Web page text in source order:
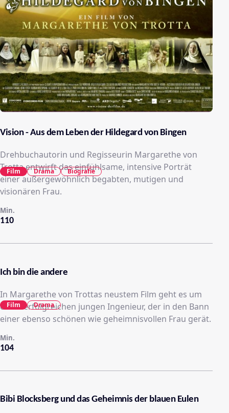
Vision - Aus dem Leben der Hildegard von Bingen
Drehbuchautorin und Regisseurin Margarethe von
Trotta entwirft das einfühlsame, intensive Porträt
einer außergewöhnlich begabten, mutigen und
visionären Frau.
110
Min.
Film Drama Biografie
Ich bin die andere
In Margarethe von Trottas neustem Film geht es um
einen erfolgreichen jungen Ingenieur, der in den Bann
einer ebenso schönen wie geheimnisvollen Frau gerät.
104
Min.
Film Drama
Bibi Blocksberg und das Geheimnis der blauen Eulen